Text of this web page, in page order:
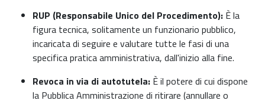
RUP (Responsabile Unico del Procedimento): È la
figura tecnica, solitamente un funzionario pubblico,
incaricata di seguire e valutare tutte le fasi di una
specifica pratica amministrativa, dall'inizio alla fine.
Revoca in via di autotutela: È il potere di cui dispone
la Pubblica Amministrazione di ritirare (annullare o